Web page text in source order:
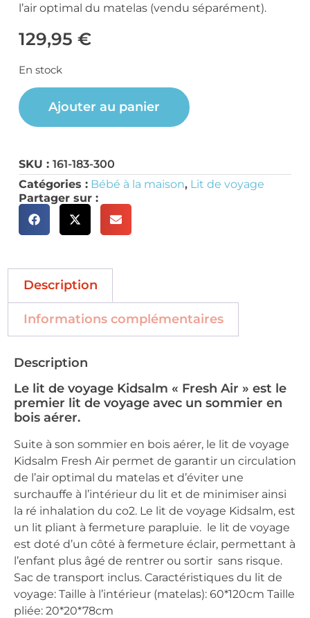
l’air optimal du matelas (vendu séparément).
129,95 €
En stock
Ajouter au panier
SKU : 161-183-300
Catégories : Bébé à la maison, Lit de voyage
Partager sur :
Description
Informations complémentaires
Description
Le lit de voyage Kidsalm « Fresh Air » est le
premier lit de voyage avec un sommier en
bois aérer.
Suite à son sommier en bois aérer, le lit de voyage
Kidsalm Fresh Air permet de garantir un circulation
de l’air optimal du matelas et d’éviter une
surchauffe à l’intérieur du lit et de minimiser ainsi
la ré inhalation du co2. Le lit de voyage Kidsalm, est
un lit pliant à fermeture parapluie. le lit de voyage
est doté d’un côté à fermeture éclair, permettant à
l’enfant plus âgé de rentrer ou sortir sans risque.
Sac de transport inclus. Caractéristiques du lit de
voyage: Taille à l’intérieur (matelas): 60*120cm Taille
pliée: 20*20*78cm